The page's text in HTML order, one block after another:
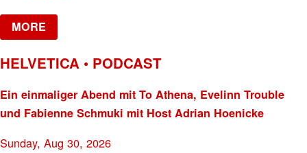
MORE
HELVETICA • PODCAST
Ein einmaliger Abend mit To Athena, Evelinn Trouble
und Fabienne Schmuki mit Host Adrian Hoenicke
Sunday, Aug 30, 2026